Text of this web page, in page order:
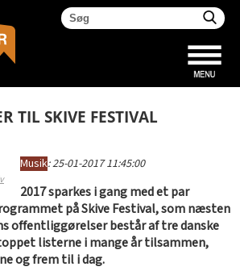
TIL SKIVE FESTIVAL
Musik:25-01-2017 11:45:00
2017 sparkes i gang med et par
på Skive Festival, som næsten
offentliggørelser består af tre danske
listerne i mange år tilsammen,
og frem til i dag.